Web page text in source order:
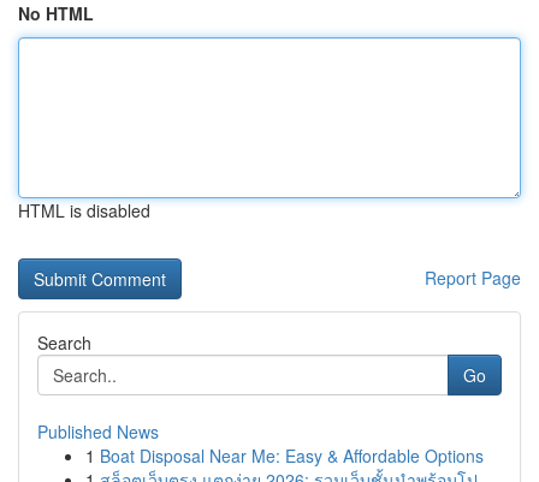
No HTML
HTML is disabled
Report Page
Search
Go
Published News
1 Boat Disposal Near Me: Easy & Affordable Options